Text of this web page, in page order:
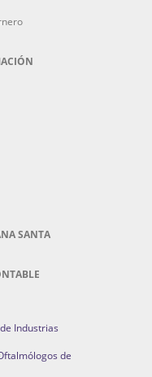
SANTA
Industrias
de